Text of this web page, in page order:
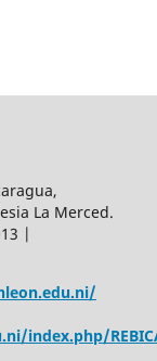
La Merced.
|
index.php/